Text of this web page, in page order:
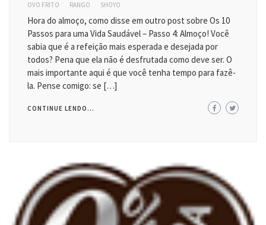
OVO FRITO
RANGO SHOYO
Hora do almoço, como disse em outro post sobre Os 10
Passos para uma Vida Saudável – Passo 4: Almoço! Você
sabia que é a refeição mais esperada e desejada por
todos? Pena que ela não é desfrutada como deve ser. O
mais importante aqui é que você tenha tempo para fazê-
la. Pense comigo: se […]
CONTINUE LENDO...